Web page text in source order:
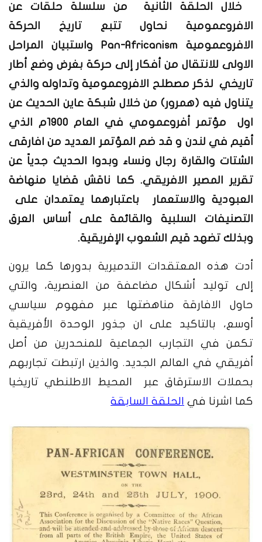
خلال الحلقة الثانية من سلسلة حلقات عن
الافروعمومية نحاول تتبع تاريخ الحركة
الافروعمومية Pan-Africanism واستبيان المراحل
الاولى للانتقال من أفكار إلى حركة بغرض وضع أطار
تاريخي لذكر مصطلح الافروعمومية وتداوله والذي
يتناول فيه (همرور) من خلال شبكة عاين الحديث عن
اول مؤتمر أفروعمومي في العام 1900م الذي
أقيم في لندن و قد ضم المؤتمر العديد من افارقى
الشتات والقارة رجال ونساء وبدوا الحديث جدياً عن
تقرير المصير الافريقي. كما ناقش قضايا منهاضة
العبودية والاستعمار باعتبارهما يعتمدان على
التصنيفات السلبية والقائمة على أساس العرق
وبذلك تضهد قيم الشعوب الإفريقية.
أدت هذه المعتقدات التدميرية بدورها كما يرون
إلى توليد أشكال مضاعفة من العنصرية، والتي
حاول الافارقة مناهضتها عبر مفهوم سياسي
أوسع، بالتاكيد على ان جذور الوحدة الأفريقية
تكمن في التجارب الجماعية للمنحدرين من أصل
أفريقي في العالم الجديد. والذين ارتبطت تجاربهم
بحملات الاسترقاق عبر المحيط الاطلنطي تاريخيا
كما اشرنا في الحلقة السابقة